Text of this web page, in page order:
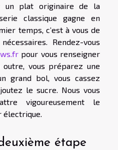
un plat originaire de la
classique gagne en
temps, c’est à vous de
Rendez-vous
pour vous renseigner
vous préparez une
grand bol, vous cassez
le sucre. Nous vous
vigoureusement le
électrique.
étape